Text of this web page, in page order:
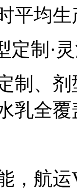
平均
定制·
制、
乳全覆
，航